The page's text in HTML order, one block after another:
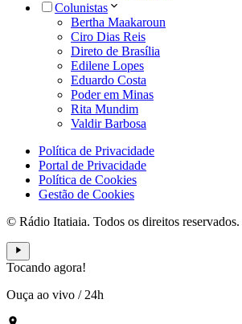
Colunistas
Bertha Maakaroun
Ciro Dias Reis
Direto de Brasília
Edilene Lopes
Eduardo Costa
Poder em Minas
Rita Mundim
Valdir Barbosa
Política de Privacidade
Portal de Privacidade
Política de Cookies
Gestão de Cookies
© Rádio Itatiaia. Todos os direitos reservados.
Tocando agora!
Ouça ao vivo / 24h